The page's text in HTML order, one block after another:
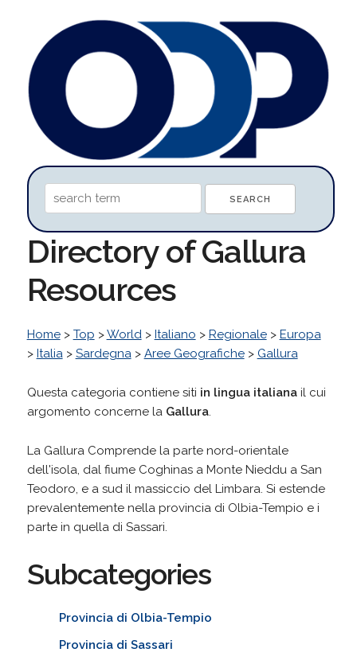
Directory of Gallura
Resources
Home> Top >World> Italiano > Regionale> Europa
> Italia> Sardegna> Aree Geografiche> Gallura
Questa categoria contiene siti in lingua italianail cui
argomento concerne la Gallura.
La Gallura Comprende la parte nord-orientale
dell'isola, dal fiume Coghinas a Monte Nieddu a San
Teodoro, e a sud il massiccio del Limbara. Si estende
prevalentemente nella provincia di Olbia-Tempio e i
parte in quella di Sassari.
Subcategories
Provincia di Olbia-Tempio
Provincia di Sassari